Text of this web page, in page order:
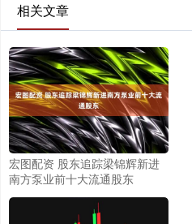
相关文章
宏图配资 股东追踪梁锦辉新进
南方泵业前十大流通股东